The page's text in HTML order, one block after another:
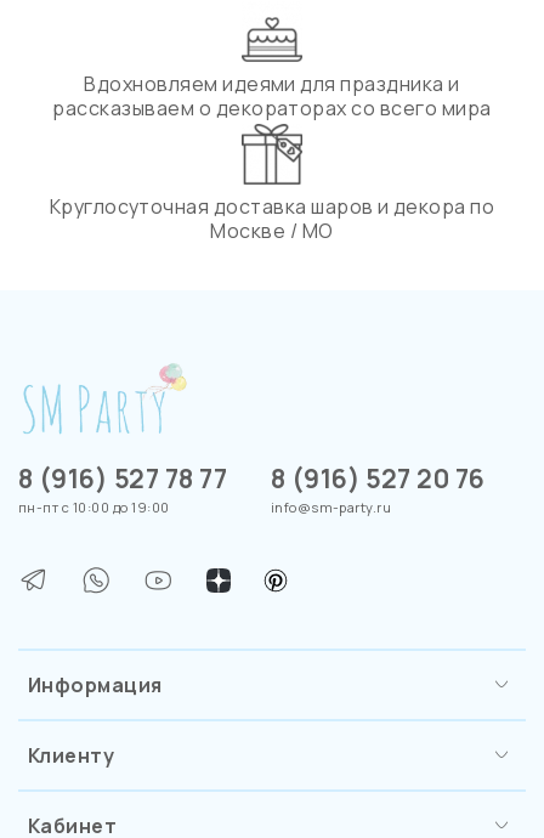
Вдохновляем идеями для праздника и
рассказываем о декораторах со всего мира
Круглосуточная доставка шаров и декора по
Москве / МО
Информация
Клиенту
Кабинет
8 (916) 527 78 77
пн-пт с 10:00 до 19:00
8 (916) 527 20 76
info@sm-party.ru